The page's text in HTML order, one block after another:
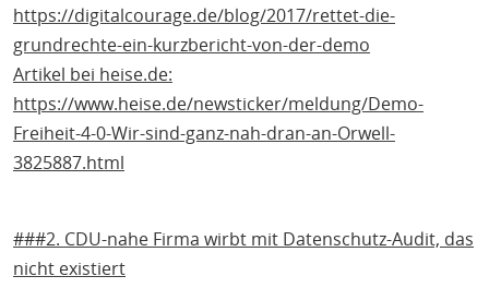
https://digitalcourage.de/blog/2017/rettet-die-
grundrechte-ein-kurzbericht-von-der-demo
Artikel bei heise.de:
https://www.heise.de/newsticker/meldung/Demo-
Freiheit-4-0-Wir-sind-ganz-nah-dran-an-Orwell-
3825887.html
###2. CDU-nahe Firma wirbt mit Datenschutz-Audit, das
nicht existiert